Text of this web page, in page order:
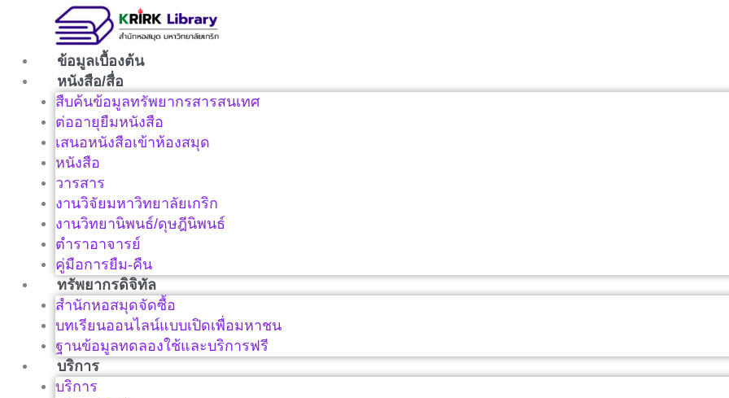
ข้อมูลเบื้องต้น
หนังสือ/สื่อ
สืบค้นข้อมูลทรัพยากรสารสนเทศ
ต่ออายุยืมหนังสือ
เสนอหนังสือเข้าห้องสมุด
หนังสือ
วารสาร
งานวิจัยมหาวิทยาลัยเกริก
งานวิทยานิพนธ์/ดุษฎีนิพนธ์
ตำราอาจารย์
คู่มือการยืม-คืน
ทรัพยากรดิจิทัล
สำนักหอสมุดจัดซื้อ
บทเรียนออนไลน์แบบเปิดเพื่อมหาชน
ฐานข้อมูลทดลองใช้และบริการฟรี
บริการ
บริการ